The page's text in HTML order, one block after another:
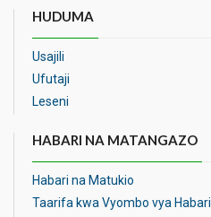
HUDUMA
Usajili
Ufutaji
Leseni
HABARI NA MATANGAZO
Habari na Matukio
Taarifa kwa Vyombo vya Habari